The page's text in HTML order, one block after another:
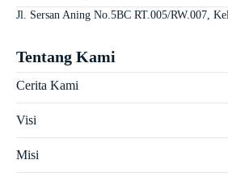
Jl. Sersan Aning No.5BC RT.005/RW.007,
Tentang Kami
Cerita Kami
Visi
Misi